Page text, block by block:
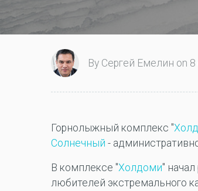
By Сергей Емелин on
Горнолыжный комплекс "
Солнечный -
В комплексе "Холдоми"
любителей экстремального